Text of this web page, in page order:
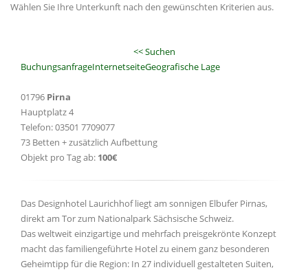
Wählen Sie Ihre Unterkunft nach den gewünschten Kriterien aus.
<< Suchen
BuchungsanfrageInternetseiteGeografische Lage
01796 Pirna
Hauptplatz 4
Telefon: 03501 7709077
73 Betten + zusätzlich Aufbettung
Objekt pro Tag ab: 100€
Das Designhotel Laurichhof liegt am sonnigen Elbufer Pirnas,
direkt am Tor zum Nationalpark Sächsische Schweiz.
Das weltweit einzigartige und mehrfach preisgekrönte Konzept
macht das familiengeführte Hotel zu einem ganz besonderen
Geheimtipp für die Region: In 27 individuell gestalteten Suiten,